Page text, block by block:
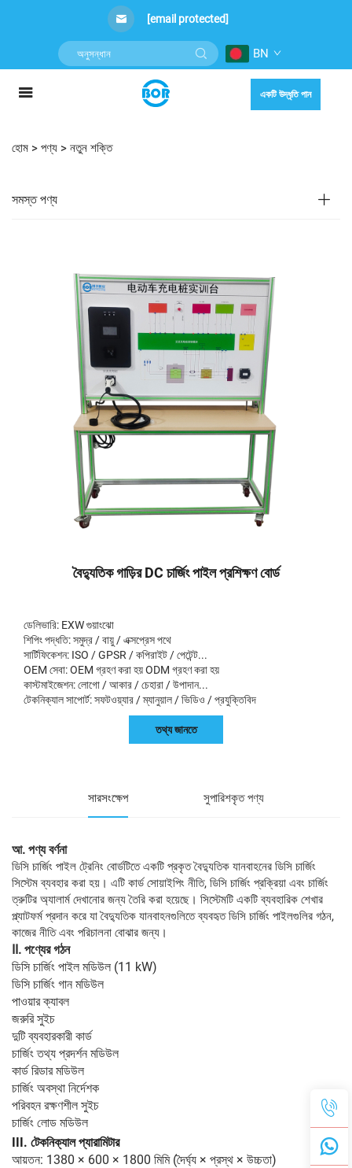
[email protected]
BN
একটি উদ্ধৃতি পান
হোম > পণ্য > নতুন শক্তি
সমস্ত পণ্য
বৈদ্যুতিক গাড়ির DC চার্জিং পাইল প্রশিক্ষণ বোর্ড
ডেলিভারি: EXW গুয়াংঝো
শিপিং পদ্ধতি: সমুদ্র / বায়ু / এক্সপ্রেস পথে
সার্টিফিকেশন: ISO / GPSR / কপিরাইট / পেটেন্ট...
OEM সেবা: OEM গ্রহণ করা হয় ODM গ্রহণ করা হয়
কাস্টমাইজেশন: লোগো / আকার / চেহারা / উপাদান...
টেকনিক্যাল সাপোর্ট: সফটওয়্যার / ম্যানুয়াল / ভিডিও / প্রযুক্তিবিদ
তথ্য জানতে
সারসংক্ষেপ সুপারিশকৃত পণ্য
আ. পণ্য বর্ণনা
ডিসি চার্জিং পাইল ট্রেনিং বোর্ডটিতে একটি প্রকৃত বৈদ্যুতিক যানবাহনের ডিসি চার্জিং
সিস্টেম ব্যবহার করা হয়। এটি কার্ড সোয়াইপিং নীতি, ডিসি চার্জিং প্রক্রিয়া এবং চার্জিং
ত্রুটির অ্যালার্ম দেখানোর জন্য তৈরি করা হয়েছে। সিস্টেমটি একটি ব্যবহারিক শেখার
প্ল্যাটফর্ম প্রদান করে যা বৈদ্যুতিক যানবাহনগুলিতে ব্যবহৃত ডিসি চার্জিং পাইলগুলির গঠন,
কাজের নীতি এবং পরিচালনা বোঝার জন্য।
II. পণ্যের গঠন
ডিসি চার্জিং পাইল মডিউল (11 kW)
ডিসি চার্জিং গান মডিউল
পাওয়ার ক্যাবল
জরুরি সুইচ
দুটি ব্যবহারকারী কার্ড
চার্জিং তথ্য প্রদর্শন মডিউল
কার্ড রিডার মডিউল
চার্জিং অবস্থা নির্দেশক
পরিবহন রক্ষণশীল সুইচ
চার্জিং লোড মডিউল
III. টেকনিক্যাল প্যারামিটার
আয়তন: 1380 × 600 × 1800 মিমি (দৈর্ঘ্য × প্রস্থ × উচ্চতা)